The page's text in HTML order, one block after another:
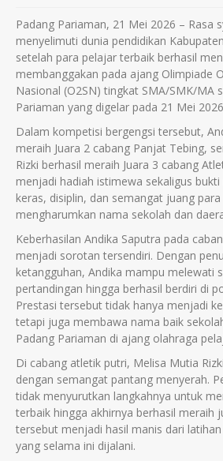
Padang Pariaman, 21 Mei 2026 – Rasa
menyelimuti dunia pendidikan
setelah para pelajar terbaik berhasil
membanggakan pada ajang Olimpiade
Nasional (O2SN) tingkat SMA/SMK/MA
Pariaman yang digelar pada 21 Mei
Dalam kompetisi bergengsi tersebut,
meraih Juara 2 cabang Panjat Tebing,
Rizki berhasil meraih Juara 3 cabang
menjadi hadiah istimewa sekaligus
keras, disiplin, dan semangat juang
mengharumkan nama sekolah dan
Keberhasilan Andika Saputra pada
menjadi sorotan tersendiri. Dengan
ketangguhan, Andika mampu melewati
pertandingan hingga berhasil berdiri di
Prestasi tersebut tidak hanya menjadi
tetapi juga membawa nama baik
Padang Pariaman di ajang olahraga
Di cabang atletik putri, Melisa Mutia
dengan semangat pantang menyerah.
tidak menyurutkan langkahnya untuk
terbaik hingga akhirnya berhasil meraih
tersebut menjadi hasil manis dari
yang selama ini dijalani.